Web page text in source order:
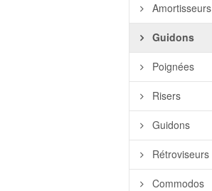
Amortisseurs
Guidons
Poignées
Risers
Guidons
Rétroviseurs
Commodos